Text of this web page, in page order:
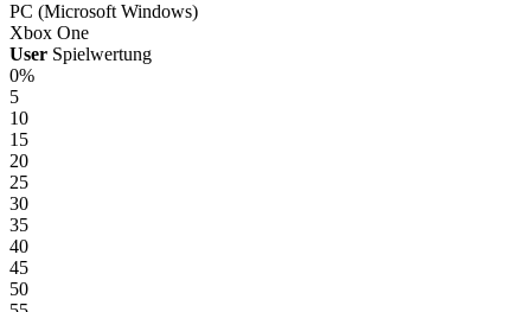
PC (Microsoft Windows)
Xbox One
User Spielwertung
0%
5
10
15
20
25
30
35
40
45
50